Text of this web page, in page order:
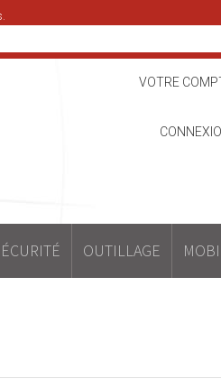
VOTRE
OUTILLAGE